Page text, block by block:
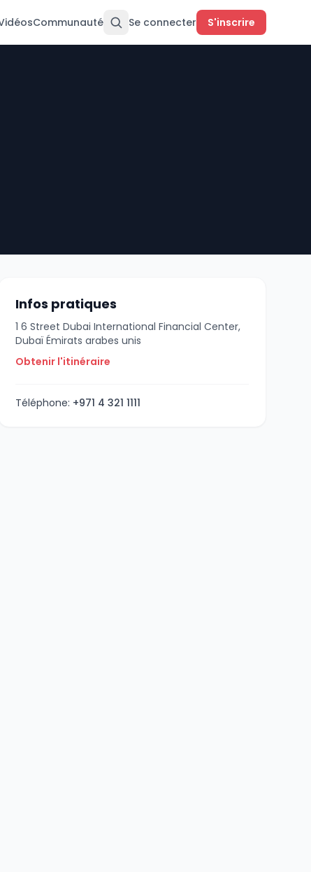
Communauté Se connecter S'inscrire
Infos pratiques
1 6 Street Dubai International Financial Center,
Dubaï Émirats arabes unis
Obtenir l'itinéraire
Téléphone: +971 4 321 1111